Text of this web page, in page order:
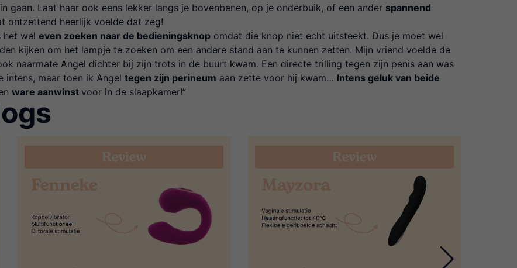
gaan. Laat haar ook eens lekker langs je bovenbenen, op je onderbuik, of een ander spannend
ontzettend heerlijk voelde dat zeg!
het wel even zoeken naar de bedieningsknop omdat die knop niet echt uitsteekt. Dus je moet wel
kijken om het lampje te zoeken om een andere stand aan te kunnen zetten. Mijn vriend voelde de
naarmate Angel dichter bij zijn trots in de buurt kwam. Een directe trilling tegen zijn penis aan was
intens, maar toen ik Angel tegen zijn perineum aan zette voor hij kwam… Intens geluk van beide
ware aanwinst voor in de slaapkamer!”